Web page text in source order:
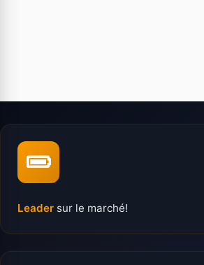
Leader sur le marché!